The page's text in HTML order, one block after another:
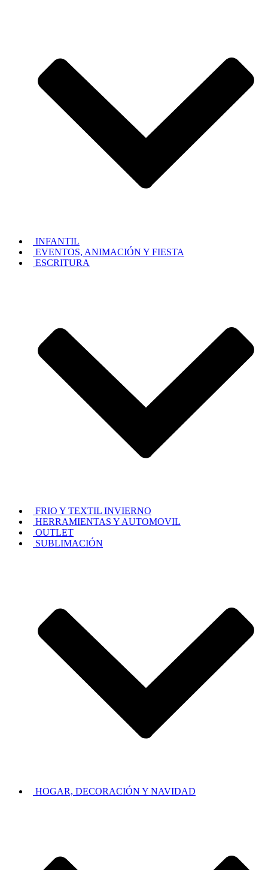
INFANTIL
EVENTOS, ANIMACIÓN Y FIESTA
ESCRITURA
FRIO Y TEXTIL INVIERNO
HERRAMIENTAS Y AUTOMOVIL
OUTLET
SUBLIMACIÓN
HOGAR, DECORACIÓN Y NAVIDAD